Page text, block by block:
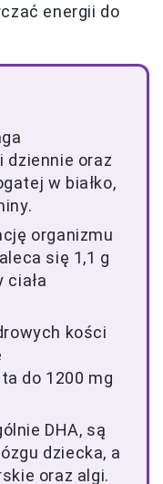
energii do
dziennie oraz
w białko,
organizmu
się 1,1 g
ciała
kości
do 1200 mg
DHA, są
dziecka, a
oraz algi.